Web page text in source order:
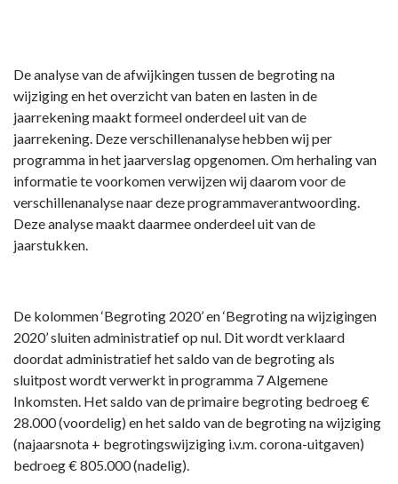
De analyse van de afwijkingen tussen de begroting na
wijziging en het overzicht van baten en lasten in de
jaarrekening maakt formeel onderdeel uit van de
jaarrekening. Deze verschillenanalyse hebben wij per
programma in het jaarverslag opgenomen. Om herhaling van
informatie te voorkomen verwijzen wij daarom voor de
verschillenanalyse naar deze programmaverantwoording.
Deze analyse maakt daarmee onderdeel uit van de
jaarstukken.
De kolommen ‘Begroting 2020’ en ‘Begroting na wijzigingen
2020’ sluiten administratief op nul. Dit wordt verklaard
doordat administratief het saldo van de begroting als
sluitpost wordt verwerkt in programma 7 Algemene
Inkomsten. Het saldo van de primaire begroting bedroeg €
28.000 (voordelig) en het saldo van de begroting na wijziging
(najaarsnota + begrotingswijziging i.v.m. corona-uitgaven)
bedroeg € 805.000 (nadelig).